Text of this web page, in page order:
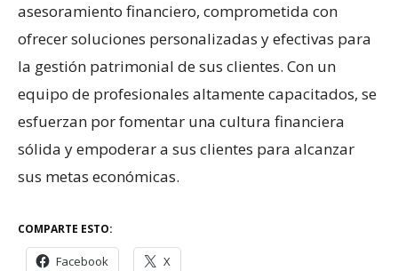
asesoramiento financiero, comprometida con
ofrecer soluciones personalizadas y efectivas para
la gestión patrimonial de sus clientes. Con un
equipo de profesionales altamente capacitados, se
esfuerzan por fomentar una cultura financiera
sólida y empoderar a sus clientes para alcanzar
sus metas económicas.
COMPARTE ESTO:
Facebook X